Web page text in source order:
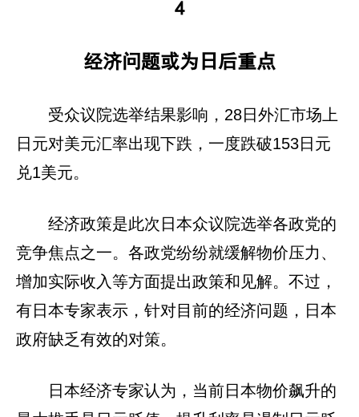
4‍
经济问题或为日后重点
受众议院选举结果影响，28日外汇市场上
日元对美元汇率出现下跌，一度跌破153日元
兑1美元。
经济政策是此次日本众议院选举各政党的
竞争焦点之一。各政党纷纷就缓解物价压力、
增加实际收入等方面提出政策和见解。不过，
有日本专家表示，针对目前的经济问题，日本
政府缺乏有效的对策。
日本经济专家认为，当前日本物价飙升的